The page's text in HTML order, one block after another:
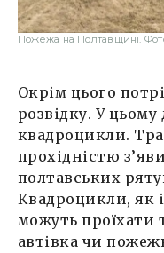
Пожежа на Полтавщині.
Окрім цього
розвідку. У
квадроцикли.
прохідністю
полтавських
Квадроцикли, як
можуть проїхати
автівка чи